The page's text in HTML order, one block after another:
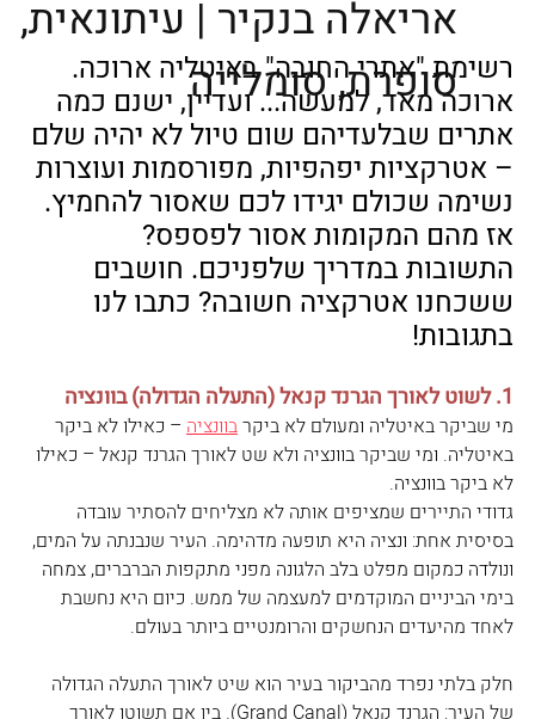
רשימת "אתרי החובה" באיטליה ארוכה.
ארוכה מאד, למעשה... ועדיין, ישנם כמה
אתרים שבלעדיהם שום טיול לא יהיה שלם
– אטרקציות יפהפיות, מפורסמות ועוצרות
נשימה שכולם יגידו לכם שאסור להחמיץ.
אז מהם המקומות אסור לפספס?
התשובות במדריך שלפניכם. חושבים
ששכחנו אטרקציה חשובה? כתבו לנו
בתגובות!
1. לשוט לאורך הגרנד קנאל (התעלה הגדולה) בוונציה
מי שביקר באיטליה ומעולם לא ביקר בוונציה – כאילו לא ביקר
באיטליה. ומי שביקר בוונציה ולא שט לאורך הגרנד קנאל – כאילו
לא ביקר בוונציה.
גדודי התיירים שמציפים אותה לא מצליחים להסתיר עובדה
בסיסית אחת: ונציה היא תופעה מדהימה. העיר שנבנתה על המים,
ונולדה כמקום מפלט בלב הלגונה מפני מתקפות הברברים, צמחה
בימי הביניים המוקדמים למעצמה של ממש. כיום היא נחשבת
לאחד מהיעדים הנחשקים והרומנטיים ביותר בעולם.
חלק בלתי נפרד מהביקור בעיר הוא שיט לאורך התעלה הגדולה
של העיר: הגרנד קנאל (Grand Canal). בין אם תשוטו לאורך
אריאלה בנקיר | עיתונאית,
סופרת, סומלייה